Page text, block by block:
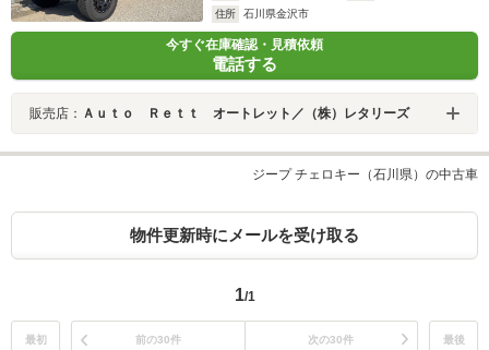
住所
石川県金沢市
今すぐ在庫確認・見積依頼
電話する
販売店： Ａｕｔｏ Ｒｅｔｔ オートレット／（株）レタリーズ
ジープ チェロキー（石川県）の中古車
物件更新時にメールを受け取る
1/1
最初 前の30件 次の30件 最後